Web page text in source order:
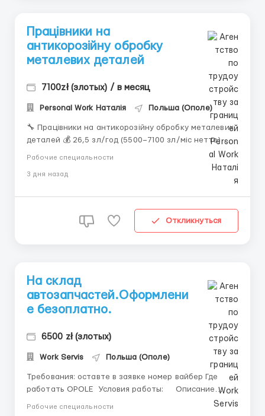
Працівники на
антикорозійну обробку
металевих деталей
7100zł (злотых) / в месяц
Personal Work Наталія Польша (Ополе)
🔧 Працівники на антикорозійну обробку металевих
деталей 💰 26,5 зл/год (5500–7100 зл/міс нетто) 👨
Чоловіки 20–50 р., біо / укр. паспорт + PESEL 🕒 8–12
Обов’язки: завішування, зняття, очищення деталей
Рабочие специальности
3 дня назад
Откликнуться
На склад
автозапчастей.Оформлени
е безоплатно.
6500 zł (злотых)
Work Servis Польша (Ополе)
Требования:​​​​​ оставте в заявке номер вайбер Где
работать OPOLE Условия работы: Описание
Изменить OPOLE Работа на складе. На склад
Рабочие специальности